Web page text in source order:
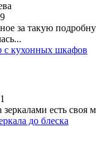
за такую
с кухонных шкафов
зеркалами есть своя
до блеска